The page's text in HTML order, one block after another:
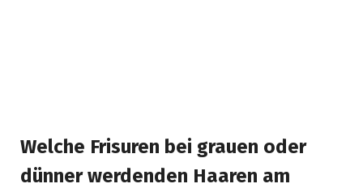
Welche Frisuren bei grauen oder
dünner werdenden Haaren am